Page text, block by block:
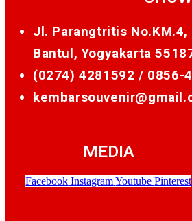
Jl. Parangtritis No.KM.4,
Bantul, Yogyakarta
(0274) 4281592 / 0856-
MEDIA
Facebook Instagram Youtube Pinterest